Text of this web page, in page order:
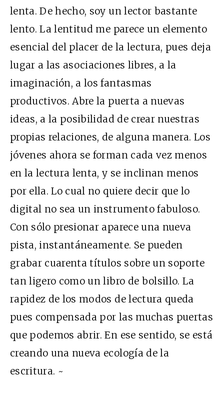
lenta. De hecho, soy un lector bastante
lento. La lentitud me parece un elemento
esencial del placer de la lectura, pues deja
lugar a las asociaciones libres, a la
imaginación, a los fantasmas
productivos. Abre la puerta a nuevas
ideas, a la posibilidad de crear nuestras
propias relaciones, de alguna manera. Los
jóvenes ahora se forman cada vez menos
en la lectura lenta, y se inclinan menos
por ella. Lo cual no quiere decir que lo
digital no sea un instrumento fabuloso.
Con sólo presionar aparece una nueva
pista, instantáneamente. Se pueden
grabar cuarenta títulos sobre un soporte
tan ligero como un libro de bolsillo. La
rapidez de los modos de lectura queda
pues compensada por las muchas puertas
que podemos abrir. En ese sentido, se está
creando una nueva ecología de la
escritura. ~